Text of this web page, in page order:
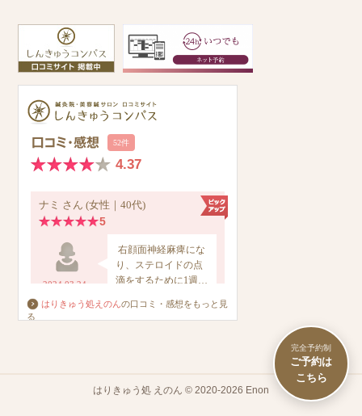
はりきゅう処えのんの口コミ・感想をもっと見
る
はりきゅう処 えのん © 2020-2026 Enon
完全予約制